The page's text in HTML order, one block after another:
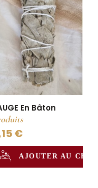
En Bâton
€
AJOUTER AU